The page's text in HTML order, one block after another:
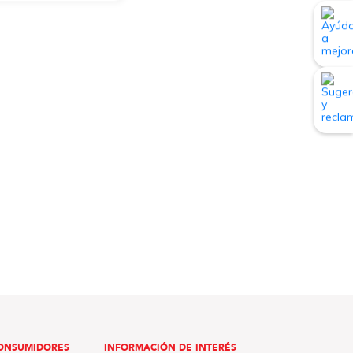
INFORMACIÓN DE INTERÉS